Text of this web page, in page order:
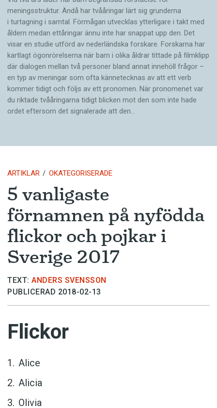
meningsstruktur. Ändå har tvååringar lärt sig grunderna
i turtagning i samtal. Förmågan utvecklas ytterligare i takt med
åldern medan ettåringar ännu inte har snappat upp den. Det
visar en studie utförd av nederländska forskare. Forskarna har
kartlagt ögonrörelserna när barn i olika åldrar tittade på filmklipp
där dialogen mellan två personer bland annat innehöll frågor –
en typ av meningar som ofta kännetecknas av att ett verb
kommer tidigt och följs av ett pronomen. När pronomenet var
du riktade tvååringarna tidigt blicken mot den som inte hade
ordet eftersom det ­signalerade att den…
ARTIKLAR OKATEGORISERADE
5 vanligaste
förnamnen på nyfödda
flickor och pojkar i
Sverige 2017
TEXT: ANDERS SVENSSON
PUBLICERAD 2018-02-13
Flickor
Alice
Alicia
Olivia